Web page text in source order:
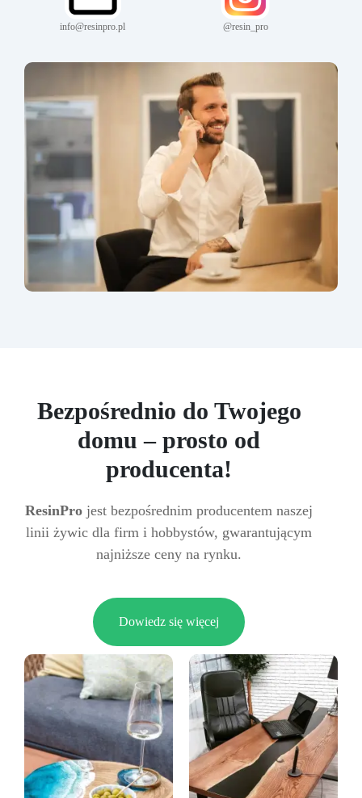
info@resinpro.pl @resin_pro
Bezpośrednio do Twojego
domu – prosto od
producenta!
ResinPro jest bezpośrednim producentem naszej
linii żywic dla firm i hobbystów, gwarantującym
najniższe ceny na rynku.
Dowiedz się więcej